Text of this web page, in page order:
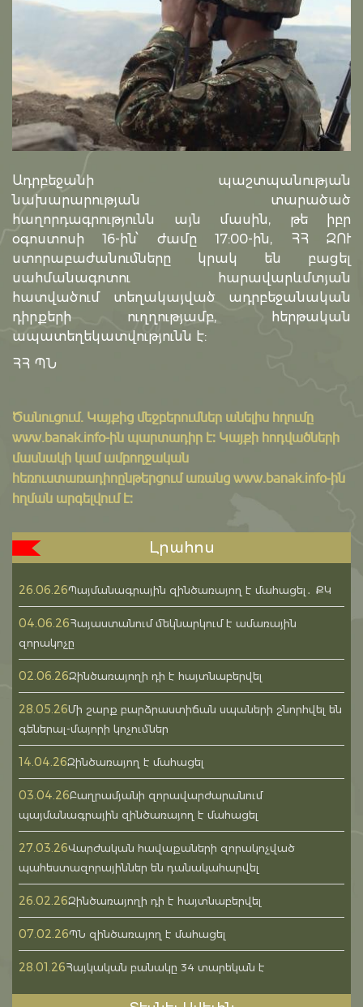
Ադրբեջանի պաշտպանության
նախարարության տարածած
հաղորդագրությունն այն մասին, թե իբր
օգոստոսի 16-ին՝ ժամը 17:00-ին, ՀՀ ԶՈՒ
ստորաբաժանումները կրակ են բացել
սահմանագոտու հարավարևմտյան
հատվածում տեղակայված ադրբեջանական
դիրքերի ուղղությամբ, հերթական
ապատեղեկատվությունն է:
ՀՀ ՊՆ
Ծանուցում․ Կայքից մեջբերումներ անելիս հղումը
www.banak.info-ին պարտադիր է: Կայքի հոդվածների
մասնակի կամ ամբողջական
հեռուստառադիոընթերցում առանց www.banak.info-ին
հղման արգելվում է:
Լրահոս
26.06.26Պայմանագրային զինծառայող է մահացել․ ՔԿ
04.06.26Հայաստանում մեկնարկում է ամառային
զորակոչը
02.06.26Զինծառայողի դի է հայտնաբերվել
28.05.26Մի շարք բարձրաստիճան սպաների շնորհվել են
գեներալ-մայորի կոչումներ
14.04.26Զինծառայող է մահացել
03.04.26Բաղրամյանի զորավարժարանում
պայմանագրային զինծառայող է մահացել
27.03.26Վարժական հավաքաների զորակոչված
պահեստազորայիններ են դանակահարվել
26.02.26Զինծառայողի դի է հայտնաբերվել
07.02.26ՊՆ զինծառայող է մահացել
28.01.26Հայկական բանակը 34 տարեկան է